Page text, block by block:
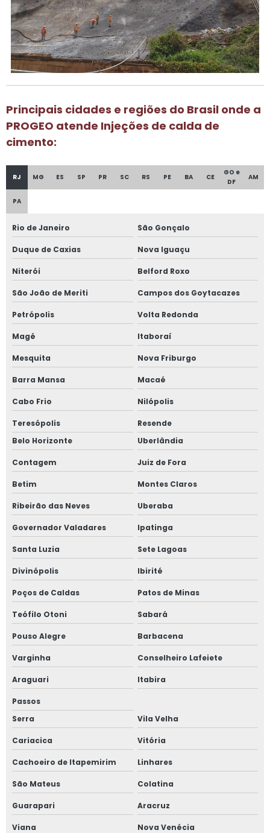
Principais cidades e regiões do Brasil onde a
PROGEO atende Injeções de calda de
cimento:
RJ MG ES SP PR SC RS PE BA CE
GO e
DF
AM
PA
Rio de Janeiro São Gonçalo
Duque de Caxias Nova Iguaçu
Niterói Belford Roxo
São João de Meriti Campos dos Goytacazes
Petrópolis Volta Redonda
Magé Itaboraí
Mesquita Nova Friburgo
Barra Mansa Macaé
Cabo Frio Nilópolis
Teresópolis
Resende
Belo Horizonte
Uberlândia
Contagem Juiz de Fora
Betim Montes Claros
Ribeirão das Neves Uberaba
Governador Valadares Ipatinga
Santa Luzia Sete Lagoas
Divinópolis Ibirité
Poços de Caldas Patos de Minas
Teófilo Otoni Sabará
Pouso Alegre Barbacena
Varginha Conselheiro Lafeiete
Araguari Itabira
Passos
Serra
Vila Velha
Cariacica Vitória
Cachoeiro de Itapemirim Linhares
São Mateus Colatina
Guarapari Aracruz
Viana Nova Venécia